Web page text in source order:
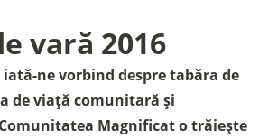
vară 2016
ne vorbind despre tabăra de
de viață comunitară și
Magnificat o trăiește